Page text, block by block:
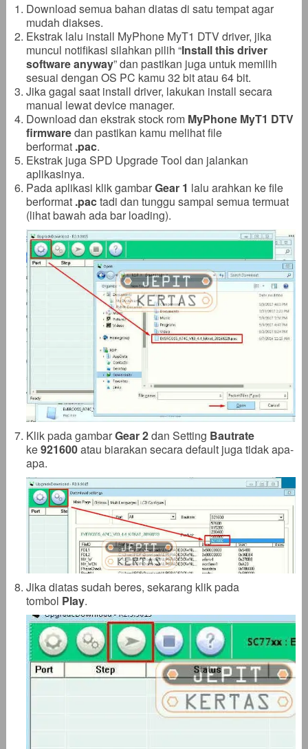
Download semua bahan diatas di satu tempat agar
mudah diakses.
Ekstrak lalu install MyPhone MyT1 DTV driver, jika
muncul notifikasi silahkan pilih “Install this driver
software anyway” dan pastikan juga untuk memilih
sesuai dengan OS PC kamu 32 bit atau 64 bit.
Jika gagal saat install driver, lakukan install secara
manual lewat device manager.
Download dan ekstrak stock rom MyPhone MyT1 DTV
firmwaredan pastikan kamu melihat file
berformat .pac.
Ekstrak juga SPD Upgrade Tool dan jalankan
aplikasinya.
Pada aplikasi klik gambarGear 1 lalu arahkan ke file
berformat .pactadi dan tunggu sampai semua termuat
(lihat bawah ada bar loading).
Klik pada gambarGear 2dan Setting Bautrate
ke921600atau biarakan secara default juga tidak apa-
apa.
Jika diatas sudah beres, sekarang klik pada
tombol Play.